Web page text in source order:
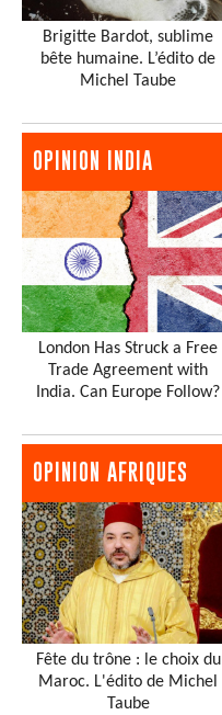
Brigitte Bardot, sublime
bête humaine. L’édito de
Michel Taube
OPINION INDIA
London Has Struck a Free
Trade Agreement with
India. Can Europe Follow?
OPINION AFRIQUES
Fête du trône : le choix du
Maroc. L'édito de Michel
Taube